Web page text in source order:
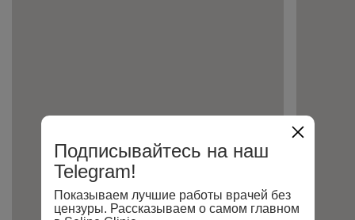
Подписывайтесь на наш
Telegram!
Показываем лучшие работы врачей без
цензуры. Рассказываем о самом главном